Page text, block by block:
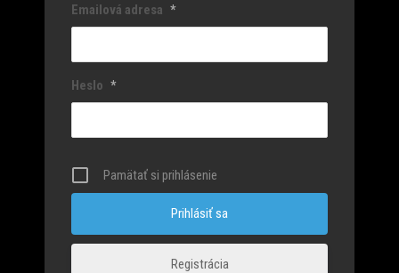
Emailová adresa *
Heslo *
Pamätať si prihlásenie
Registrácia